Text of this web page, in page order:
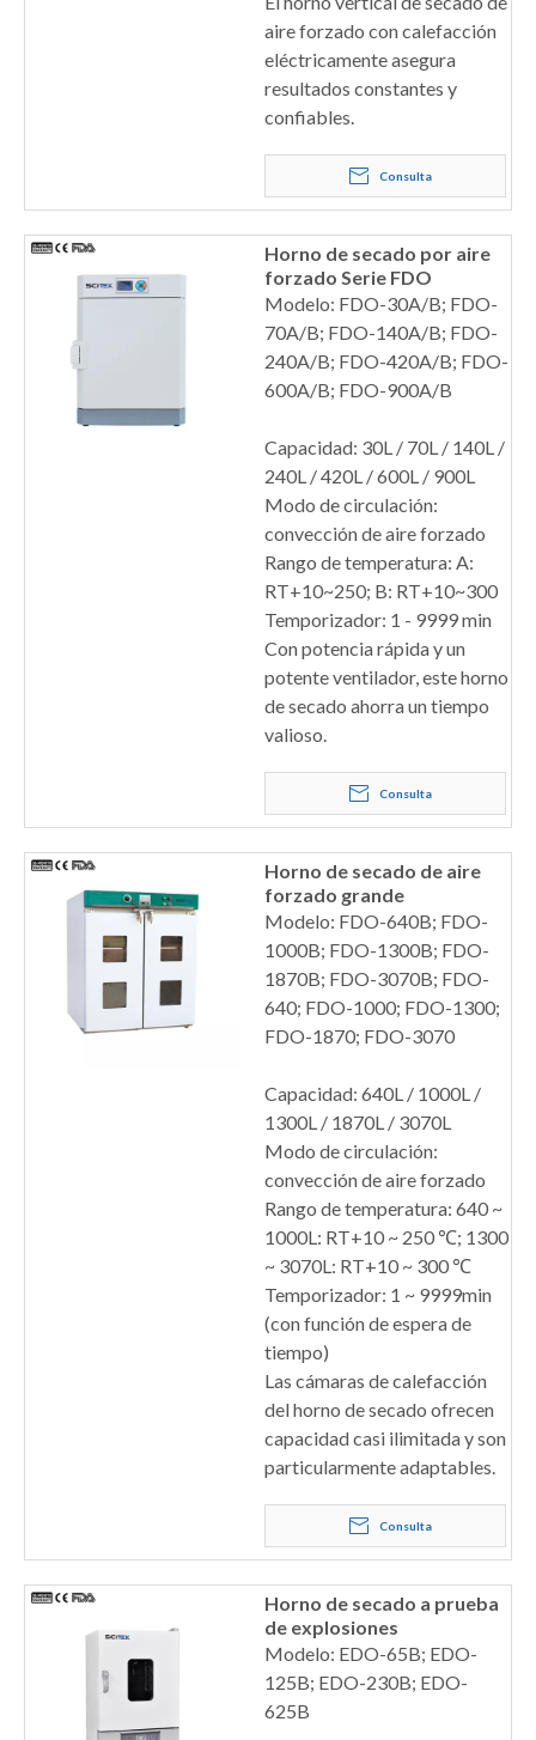
aire forzado con calefacción
eléctricamente asegura
resultados constantes y
confiables.
Consulta
Horno de secado por aire
forzado Serie FDO
Modelo: FDO-30A/B; FDO-
70A/B; FDO-140A/B; FDO-
240A/B; FDO-420A/B; FDO-
600A/B; FDO-900A/B
Capacidad: 30L / 70L / 140L /
240L / 420L / 600L / 900L
Modo de circulación:
convección de aire forzado
Rango de temperatura: A:
RT+10~250; B: RT+10~300
Temporizador: 1 - 9999 min
Con potencia rápida y un
potente ventilador, este horno
de secado ahorra un tiempo
valioso.
Consulta
Horno de secado de aire
forzado grande
Modelo: FDO-640B; FDO-
1000B; FDO-1300B; FDO-
1870B; FDO-3070B; FDO-
640; FDO-1000; FDO-1300;
FDO-1870; FDO-3070
Capacidad: 640L / 1000L /
1300L / 1870L / 3070L
Modo de circulación:
convección de aire forzado
Rango de temperatura: 640 ~
1000L: RT+10 ~ 250 ℃; 1300
~ 3070L: RT+10 ~ 300 ℃
Temporizador: 1 ~ 9999min
(con función de espera de
tiempo)
Las cámaras de calefacción
del horno de secado ofrecen
capacidad casi ilimitada y son
particularmente adaptables.
Consulta
Horno de secado a prueba
de explosiones
Modelo: EDO-65B; EDO-
125B; EDO-230B; EDO-
625B